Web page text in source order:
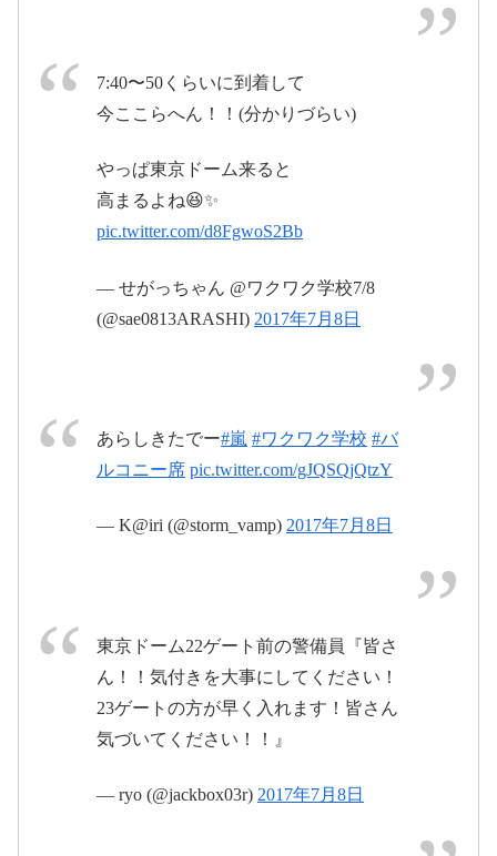
js-cp.jp
2017年7月9日
pic.twitter.com/cdum1HF1yC
pic.twitter.com/W3YpZn6yJX
年6月16日
2017年7月9日
日
2017年7月9日
#ワク
ワク学校
pic.twitter.com/KhPk6eioNO
2017年7月8日
7:40〜50くらいに到着して
今ここらへん！！(分かりづらい)
やっぱ東京ドーム来ると
高まるよね😆✨
pic.twitter.com/d8FgwoS2Bb
— せがっちゃん @ワクワク学校7/8
(@sae0813ARASHI) 2017年7月8日
あらしきたでー#嵐 #ワクワク学校 #バ
ルコニー席 pic.twitter.com/gJQSQjQtzY
— K@iri (@storm_vamp) 2017年7月8日
東京ドーム22ゲート前の警備員『皆さ
ん！！気付きを大事にしてください！
23ゲートの方が早く入れます！皆さん
気づいてください！！』
— ryo (@jackbox03r) 2017年7月8日